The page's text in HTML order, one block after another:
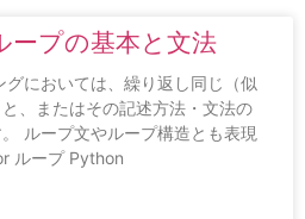
プの基本と文法
グにおいては、繰り返し同じ（似
、またはその記述方法・文法の
ループ文やループ構造とも表現
ループ Python